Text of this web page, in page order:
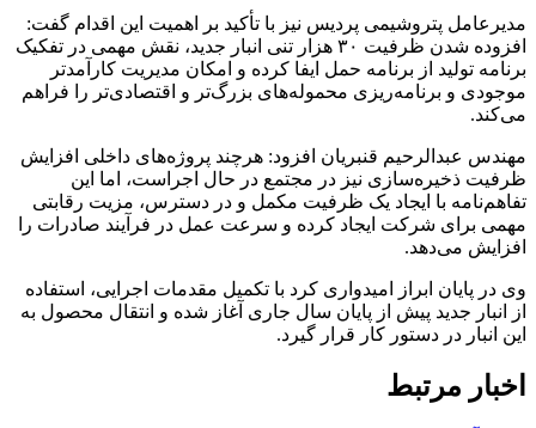
مدیرعامل پتروشیمی پردیس نیز با تأکید بر اهمیت این اقدام گفت:
افزوده شدن ظرفیت ۳۰ هزار تنی انبار جدید، نقش مهمی در تفکیک
برنامه تولید از برنامه حمل ایفا کرده و امکان مدیریت کارآمدتر
موجودی و برنامه‌ریزی محموله‌های بزرگ‌تر و اقتصادی‌تر را فراهم
می‌کند.
مهندس عبدالرحیم قنبریان افزود: هرچند پروژه‌های داخلی افزایش
ظرفیت ذخیره‌سازی نیز در مجتمع در حال اجراست، اما این
تفاهم‌نامه با ایجاد یک ظرفیت مکمل و در دسترس، مزیت رقابتی
مهمی برای شرکت ایجاد کرده و سرعت عمل در فرآیند صادرات را
افزایش می‌دهد.
وی در پایان ابراز امیدواری کرد با تکمیل مقدمات اجرایی، استفاده
از انبار جدید پیش از پایان سال جاری آغاز شده و انتقال محصول به
این انبار در دستور کار قرار گیرد.
اخبار مرتبط